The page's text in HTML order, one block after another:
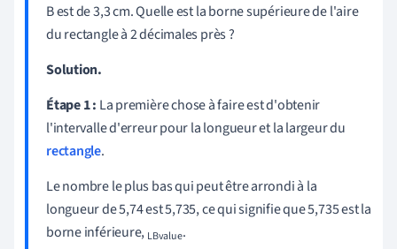
B est de 3,3 cm. Quelle est la borne supérieure de l'aire
du rectangle à 2 décimales près ?
Solution.
Étape 1 : La première chose à faire est d'obtenir
l'intervalle d'erreur pour la longueur et la largeur du
rectangle.
Le nombre le plus bas qui peut être arrondi à la
longueur de 5,74 est 5,735, ce qui signifie que 5,735 est la
borne inférieure, LBvalue.